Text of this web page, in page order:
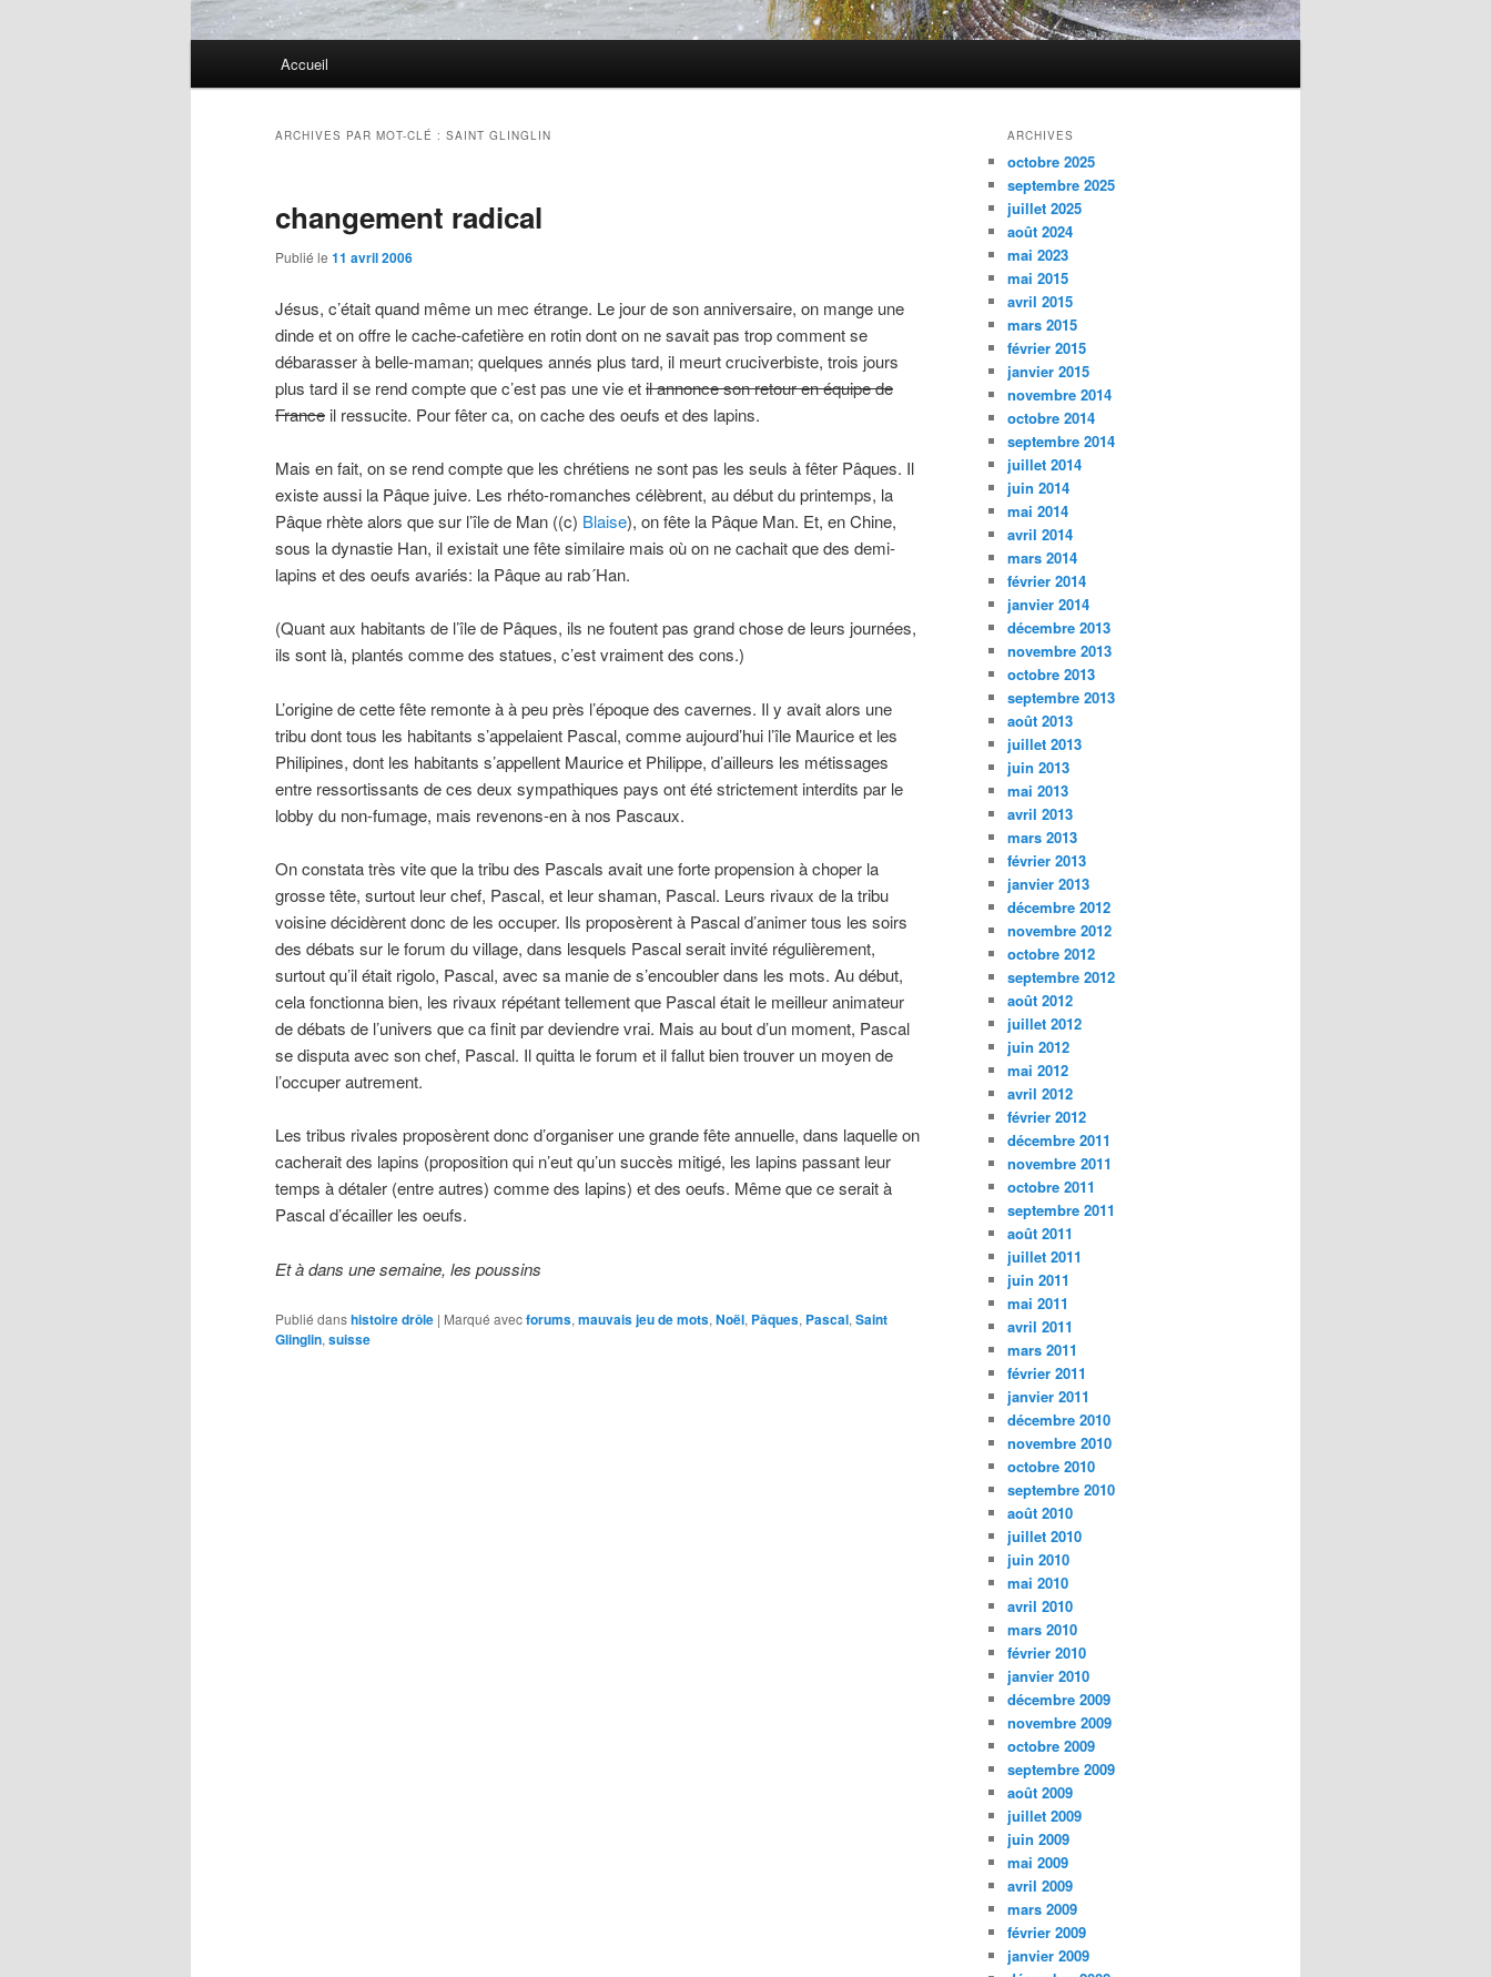
Accueil
ARCHIVES PAR MOT-CLÉ : SAINT GLINGLIN
changement radical
Publié le 11 avril 2006
Jésus, c’était quand même un mec étrange. Le jour de son anniversaire, on mange une
dinde et on offre le cache-cafetière en rotin dont on ne savait pas trop comment se
débarasser à belle-maman; quelques annés plus tard, il meurt cruciverbiste, trois jours
plus tard il se rend compte que c’est pas une vie etil annonce son retour en équipe de
France il ressucite. Pour fêter ca, on cache des oeufs et des lapins.
Mais en fait, on se rend compte que les chrétiens ne sont pas les seuls à fêter Pâques. Il
existe aussi la Pâque juive. Les rhéto-romanches célèbrent, au début du printemps, la
Pâque rhète alors que sur l’île de Man ((c) Blaise), on fête la Pâque Man. Et, en Chine,
sous la dynastie Han, il existait une fête similaire mais où on ne cachait que des demi-
lapins et des oeufs avariés: la Pâque au rab´Han.
(Quant aux habitants de l’île de Pâques, ils ne foutent pas grand chose de leurs journées,
ils sont là, plantés comme des statues, c’est vraiment des cons.)
L’origine de cette fête remonte à à peu près l’époque des cavernes. Il y avait alors une
tribu dont tous les habitants s’appelaient Pascal, comme aujourd’hui l’île Maurice et les
Philipines, dont les habitants s’appellent Maurice et Philippe, d’ailleurs les métissages
entre ressortissants de ces deux sympathiques pays ont été strictement interdits par le
lobby du non-fumage, mais revenons-en à nos Pascaux.
On constata très vite que la tribu des Pascals avait une forte propension à choper la
grosse tête, surtout leur chef, Pascal, et leur shaman, Pascal. Leurs rivaux de la tribu
voisine décidèrent donc de les occuper. Ils proposèrent à Pascal d’animer tous les soirs
des débats sur le forum du village, dans lesquels Pascal serait invité régulièrement,
surtout qu’il était rigolo, Pascal, avec sa manie de s’encoubler dans les mots. Au début,
cela fonctionna bien, les rivaux répétant tellement que Pascal était le meilleur animateur
de débats de l’univers que ca finit par deviendre vrai. Mais au bout d’un moment, Pascal
se disputa avec son chef, Pascal. Il quitta le forum et il fallut bien trouver un moyen de
l’occuper autrement.
Les tribus rivales proposèrent donc d’organiser une grande fête annuelle, dans laquelle on
cacherait des lapins (proposition qui n’eut qu’un succès mitigé, les lapins passant leur
temps à détaler (entre autres) comme des lapins) et des oeufs. Même que ce serait à
Pascal d’écailler les oeufs.
Et à dans une semaine, les poussins
Publié danshistoire drôle | Marqué avecforums, mauvais jeu de mots, Noël, Pâques, Pascal, Saint
Glinglin, suisse
ARCHIVES
octobre 2025
septembre 2025
juillet 2025
août 2024
mai 2023
mai 2015
avril 2015
mars 2015
février 2015
janvier 2015
novembre 2014
octobre 2014
septembre 2014
juillet 2014
juin 2014
mai 2014
avril 2014
mars 2014
février 2014
janvier 2014
décembre 2013
novembre 2013
octobre 2013
septembre 2013
août 2013
juillet 2013
juin 2013
mai 2013
avril 2013
mars 2013
février 2013
janvier 2013
décembre 2012
novembre 2012
octobre 2012
septembre 2012
août 2012
juillet 2012
juin 2012
mai 2012
avril 2012
février 2012
décembre 2011
novembre 2011
octobre 2011
septembre 2011
août 2011
juillet 2011
juin 2011
mai 2011
avril 2011
mars 2011
février 2011
janvier 2011
décembre 2010
novembre 2010
octobre 2010
septembre 2010
août 2010
juillet 2010
juin 2010
mai 2010
avril 2010
mars 2010
février 2010
janvier 2010
décembre 2009
novembre 2009
octobre 2009
septembre 2009
août 2009
juillet 2009
juin 2009
mai 2009
avril 2009
mars 2009
février 2009
janvier 2009